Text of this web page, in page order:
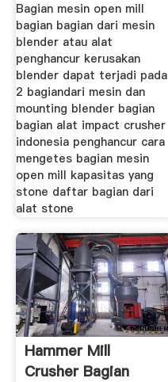
Bagian mesin open mill
bagian bagian dari mesin
blender atau alat
penghancur kerusakan
blender dapat terjadi pada
2 bagiandari mesin dan
mounting blender bagian
bagian alat impact crusher
indonesia penghancur cara
mengetes bagian mesin
open mill kapasitas yang
stone daftar bagian dari
alat stone
Hammer Mill
Crusher Bagian